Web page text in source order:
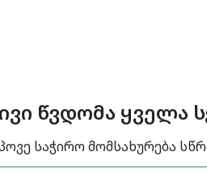
წვდომა ყველა
საჭირო მომსახურება